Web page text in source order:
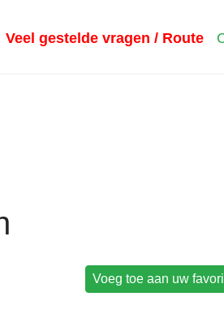
Veel gestelde vragen / Route